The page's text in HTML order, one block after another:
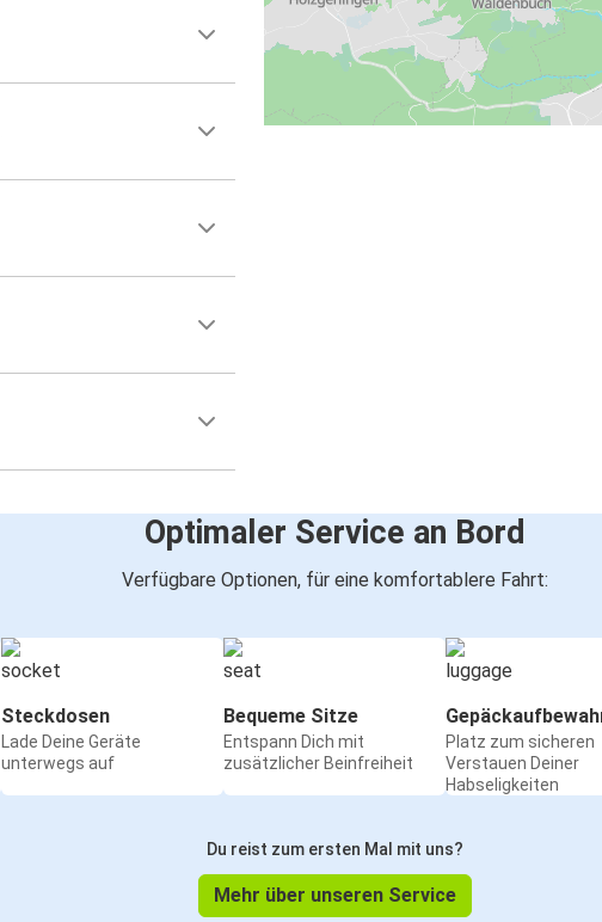
Optimaler Service an Bord
Verfügbare Optionen, für eine komfortablere Fahrt:
Steckdosen
Lade Deine Geräte
unterwegs auf
Bequeme Sitze
Entspann Dich mit
zusätzlicher Beinfreiheit
Platz zum sicheren
Verstauen Deiner
Habseligkeiten
Du reist zum ersten Mal mit uns?
Mehr über unseren Service